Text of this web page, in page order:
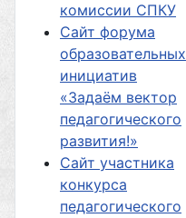
комиссии СПКУ
Сайт форума
образовательных
инициатив
«Задаём вектор
педагогического
развития!»
Сайт участника
конкурса
педагогического